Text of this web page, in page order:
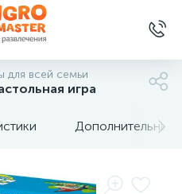
для всей семьи
игра
Дополнительные